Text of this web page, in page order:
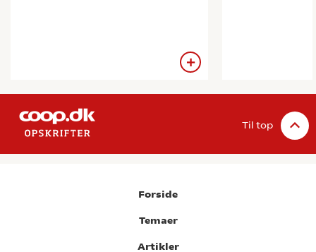
Til top
Forside
Temaer
Artikler